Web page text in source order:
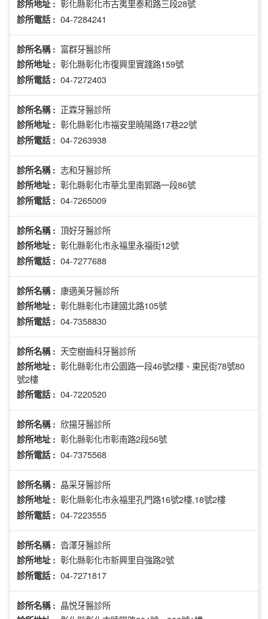
診所地址 : 彰化縣彰化市古夷里泰和路三段28號
診所電話 : 04-7284241
診所名稱 : 富群牙醫診所
診所地址 : 彰化縣彰化市復興里實踐路159號
診所電話 : 04-7272403
診所名稱 : 正霖牙醫診所
診所地址 : 彰化縣彰化市福安里曉陽路17巷22號
診所電話 : 04-7263938
診所名稱 : 志和牙醫診所
診所地址 : 彰化縣彰化市華北里南郭路一段86號
診所電話 : 04-7265009
診所名稱 : 頂好牙醫診所
診所地址 : 彰化縣彰化市永福里永福街12號
診所電話 : 04-7277688
診所名稱 : 康適美牙醫診所
診所地址 : 彰化縣彰化市建國北路105號
診所電話 : 04-7358830
診所名稱 : 天空樹齒科牙醫診所
診所地址 : 彰化縣彰化市公園路一段46號2樓、東民街78號80
號2樓
診所電話 : 04-7220520
診所名稱 : 欣揚牙醫診所
診所地址 : 彰化縣彰化市彰南路2段56號
診所電話 : 04-7375568
診所名稱 : 晶采牙醫診所
診所地址 : 彰化縣彰化市永福里孔門路16號2樓,18號2樓
診所電話 : 04-7223555
診所名稱 : 沓澤牙醫診所
診所地址 : 彰化縣彰化市新興里自強路2號
診所電話 : 04-7271817
診所名稱 : 晶悦牙醫診所